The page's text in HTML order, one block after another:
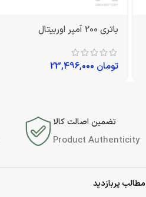
باتری 200 آمپر اوربیتال
تومان
تضمین اصالت کالا
Product Authenticity
مطالب پربازدید